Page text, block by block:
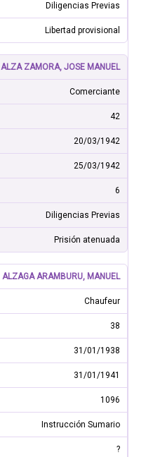
Diligencias Previas
Libertad provisional
ALZA ZAMORA, JOSE MANUEL
Comerciante
42
20/03/1942
25/03/1942
6
Diligencias Previas
Prisión atenuada
ALZAGA ARAMBURU, MANUEL
Chaufeur
38
31/01/1938
31/01/1941
1096
Instrucción Sumario
?